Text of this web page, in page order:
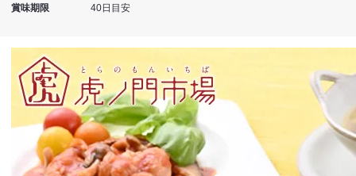
賞味期限 40日目安